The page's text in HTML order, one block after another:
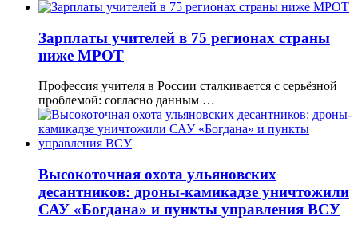
Зарплаты учителей в 75 регионах страны
ниже МРОТ
Профессия учителя в России сталкивается с серьёзной
проблемой: согласно данным …
Высокоточная охота ульяновских
десантников: дроны-камикадзе уничтожили
САУ «Богдана» и пункты управления ВСУ